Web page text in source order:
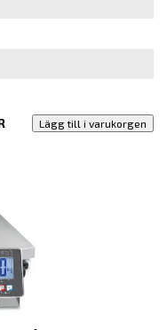
Lägg till i varukorgen